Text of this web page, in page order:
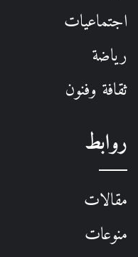
اجتماعيات
رياضة
ثقافة وفنون
روابط
مقالات
منوعات